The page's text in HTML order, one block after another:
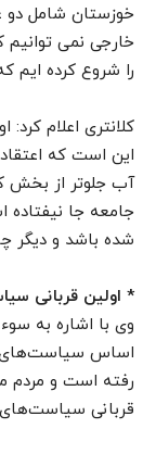
خوزستان شامل
خارجی نمی
را شروع کرده ایم که ۴ تا ۵ سال زمان می
کلانتری اعلام
این است که
آب جلوتر از بخش
جامعه جا نیفتاده
شده باشد و دیگر
* اولین قربانی
وی با اشاره به
اساس سیاست‌های
رفته است و مردم
قربانی سیاست‌های